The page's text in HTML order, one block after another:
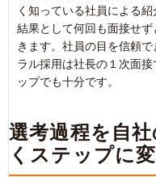
く知っている社員による
結果として何回も面接せ
きます。社員の目を信頼
ラル採用は社長の１次面
ップでも十分です。
選考過程を自
くステップに